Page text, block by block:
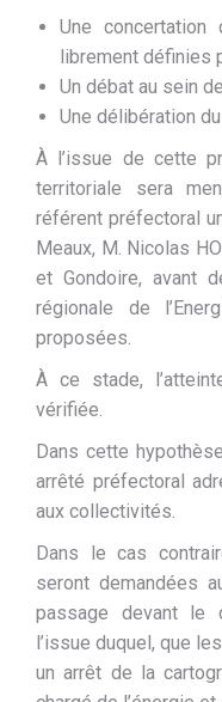
Une
librement définies
Un débat au sein
Une délibération
À l’issue de cette
territoriale sera
référent préfectoral
Meaux, M. Nicolas
et Gondoire, avant
régionale de
proposées.
À ce stade,
vérifiée.
Dans cette
arrêté préfectoral
aux collectivités.
Dans le cas
seront demandées
passage devant le
l’issue duquel, que
un arrêt de la